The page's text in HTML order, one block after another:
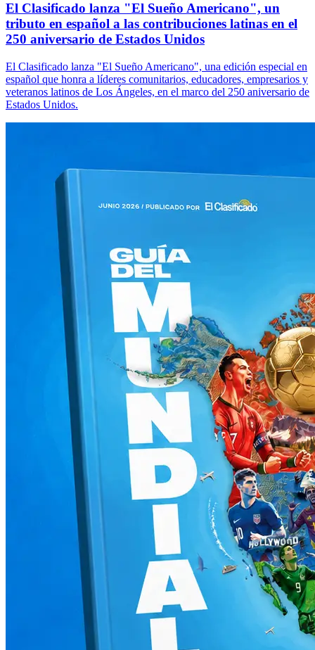
El Clasificado lanza "El Sueño Americano", un
tributo en español a las contribuciones latinas en el
250 aniversario de Estados Unidos
El Clasificado lanza "El Sueño Americano", una edición especial en
español que honra a líderes comunitarios, educadores, empresarios y
veteranos latinos de Los Ángeles, en el marco del 250 aniversario de
Estados Unidos.